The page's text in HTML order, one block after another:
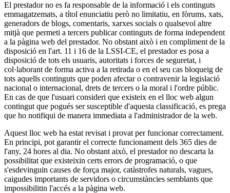
El prestador no es fa responsable de la informació i els continguts
emmagatzemats, a títol enunciatiu però no limitatiu, en fòrums, xats,
generadors de blogs, comentaris, xarxes socials o qualsevol altre
mitjà que permeti a tercers publicar continguts de forma independent
a la pàgina web del prestador. No obstant això i en compliment de la
disposició en l'art. 11 i 16 de la LSSI-CE, el prestador es posa a
disposició de tots els usuaris, autoritats i forces de seguretat, i
col·laborant de forma activa a la retirada o en el seu cas bloqueig de
tots aquells continguts que poden afectar o contravenir la legislació
nacional o internacional, drets de tercers o la moral i l'ordre públic.
En cas de que l'usuari consideri que existeix en el lloc web algun
contingut que pogués ser susceptible d'aquesta classificació, es prega
que ho notifiqui de manera immediata a l'administrador de la web.
Aquest lloc web ha estat revisat i provat per funcionar correctament.
En principi, pot garantir el correcte funcionament dels 365 dies de
l'any, 24 hores al dia. No obstant això, el prestador no descarta la
possibilitat que existeixin certs errors de programació, o que
s'esdevinguin causes de força major, catàstrofes naturals, vagues,
caigudes importants de servidors o circumstàncies semblants que
impossibilitin l'accés a la pàgina web.